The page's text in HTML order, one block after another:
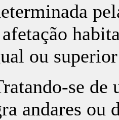
ou
se de
andares ou